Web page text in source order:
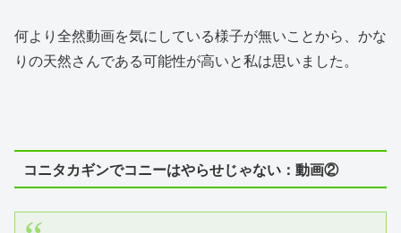
何より全然動画を気にしている様子が無いことから、かな
りの天然さんである可能性が高いと私は思いました。
コニタカギンでコニーはやらせじゃない：動画②